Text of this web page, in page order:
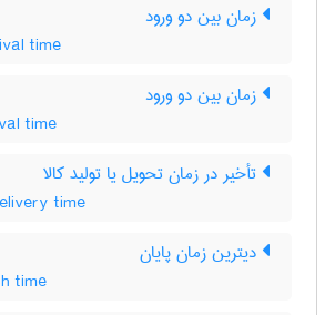
زمان بین دو ورود
time
زمان بین دو ورود
time
تأخیر در زمان تحویل یا تولید کالا
time
دیترین زمان پایان
time